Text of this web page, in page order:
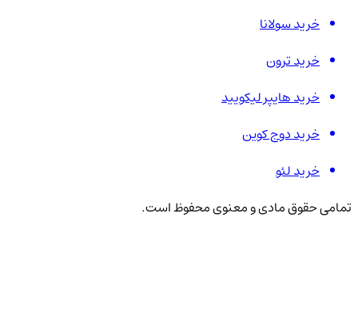
خرید سولانا
خرید ترون
خرید هایپر لیکویید
خرید دوج کوین
خرید لئو
تمامی حقوق مادی و معنوی محفوظ است.